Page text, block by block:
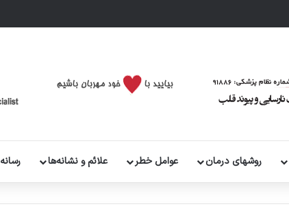
روشهای درمان عوامل خطر علائم و نشانه‌ها رسانه